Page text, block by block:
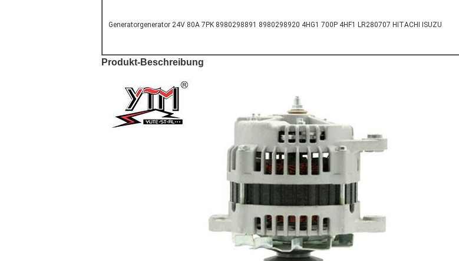
Generatorgenerator 24V 80A 7PK 8980298891 8980298920 4HG1 700P 4HF1 LR280707 HITACHI ISUZU
Produkt-Beschreibung